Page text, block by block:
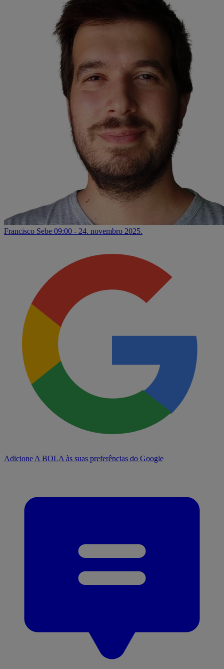
Francisco Sebe 09:00 - 24. novembro 2025.
Adicione A BOLA às suas preferências do Google